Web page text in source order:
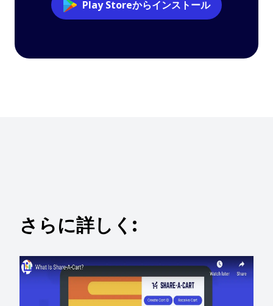
Play Storeからインストール
さらに詳しく: